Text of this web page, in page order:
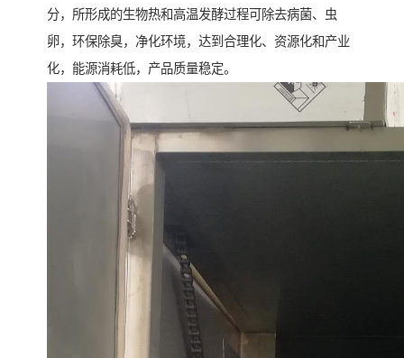
分，所形成的生物热和高温发酵过程可除去病菌、虫
卵，环保除臭，净化环境，达到合理化、资源化和产业
化，能源消耗低，产品质量稳定。